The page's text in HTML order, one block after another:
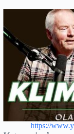
https://